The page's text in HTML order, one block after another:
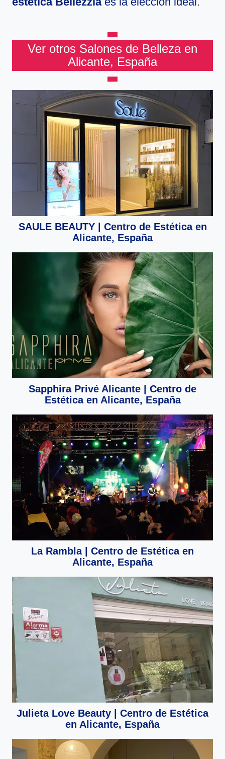
Ver otros Salones de Belleza en
Alicante, España
SAULE BEAUTY | Centro de Estética en
Alicante, España
Sapphira Privé Alicante | Centro de
Estética en Alicante, España
La Rambla | Centro de Estética en
Alicante, España
Julieta Love Beauty | Centro de Estética
en Alicante, España